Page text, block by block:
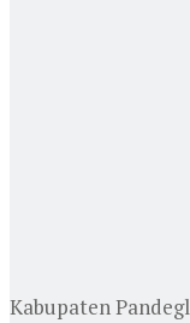
Kabupaten